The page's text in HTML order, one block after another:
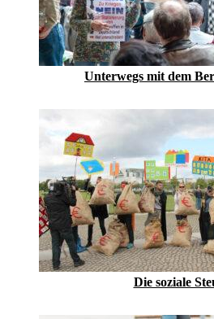
Unterwegs mit dem
Die soziale